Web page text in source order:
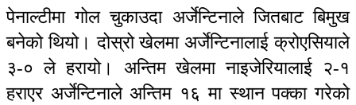
पेनाल्टीमा गोल चुकाउदा अर्जेन्टिनाले जितबाट बिमुख
बनेको थियो। दोस्रो खेलमा अर्जेन्टिनालाई क्रोएसियाले
३-० ले हरायो। अन्तिम खेलमा नाइजेरियालाई २-१
हराएर अर्जेन्टिनाले अन्तिम १६ मा स्थान पक्का गरेको